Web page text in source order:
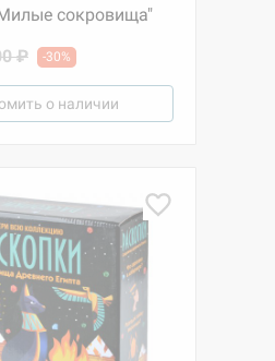
сокровища"
₽ -30%
о наличии